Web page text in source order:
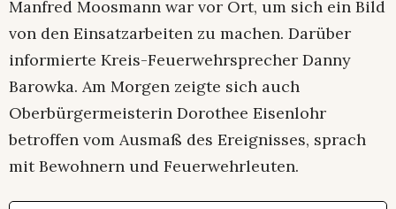
Manfred Moosmann war vor Ort, um sich ein Bild
von den Einsatzarbeiten zu machen. Darüber
informierte Kreis-Feuerwehrsprecher Danny
Barowka. Am Morgen zeigte sich auch
Oberbürgermeisterin Dorothee Eisenlohr
betroffen vom Ausmaß des Ereignisses, sprach
mit Bewohnern und Feuerwehrleuten.